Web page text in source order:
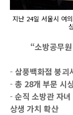
지난 24일 서울시 여
“소방공무
- 삼풍백화점 붕괴
- 총 28개 부문 시
- 순직 소방관 자
상생 가치 확산